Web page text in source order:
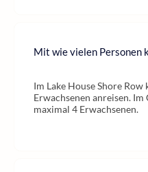
Mit wie vielen Personen
Im Lake House Shore
Erwachsenen anreisen.
maximal 4 Erwachsenen.